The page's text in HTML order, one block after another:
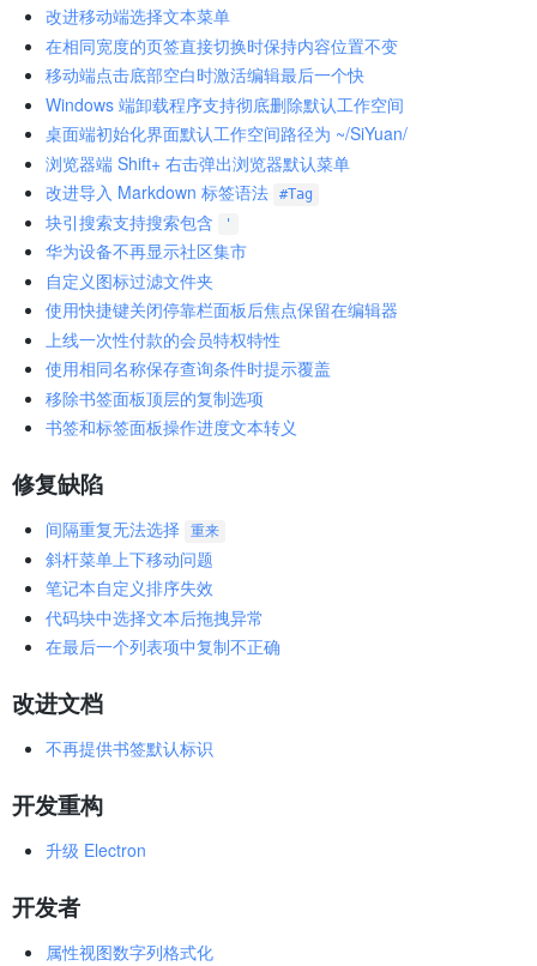
改进移动端选择文本菜单
在相同宽度的页签直接切换时保持内容位置不变
移动端点击底部空白时激活编辑最后一个快
Windows 端卸载程序支持彻底删除默认工作空间
桌面端初始化界面默认工作空间路径为 ~/SiYuan/
浏览器端 Shift+ 右击弹出浏览器默认菜单
改进导入 Markdown 标签语法
#Tag
块引搜索支持搜索包含 '
华为设备不再显示社区集市
自定义图标过滤文件夹
使用快捷键关闭停靠栏面板后焦点保留在编辑器
上线一次性付款的会员特权特性
使用相同名称保存查询条件时提示覆盖
移除书签面板顶层的复制选项
书签和标签面板操作进度文本转义
修复缺陷
间隔重复无法选择 重来
斜杆菜单上下移动问题
笔记本自定义排序失效
代码块中选择文本后拖拽异常
在最后一个列表项中复制不正确
改进文档
不再提供书签默认标识
开发重构
升级 Electron
开发者
属性视图数字列格式化